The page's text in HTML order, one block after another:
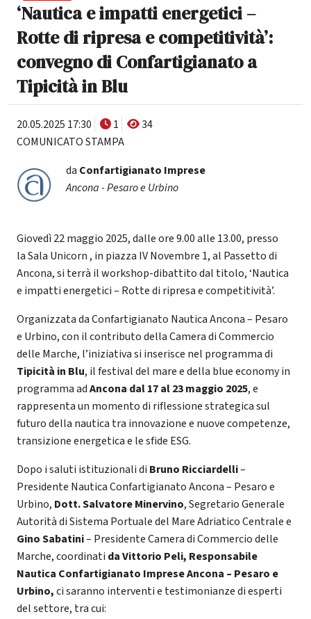
‘Nautica e impatti energetici –
Rotte di ripresa e competitività’:
convegno di Confartigianato a
Tipicità in Blu
20.05.2025 17:30 1
34
COMUNICATO STAMPA
da Confartigianato Imprese
Ancona - Pesaro e Urbino
Giovedì 22 maggio 2025, dalle ore 9.00 alle 13.00, presso
la Sala Unicorn , in piazza IV Novembre 1, al Passetto di
Ancona, si terrà il workshop-dibattito dal titolo, ‘Nautica
e impatti energetici – Rotte di ripresa e competitività’.
Organizzata da Confartigianato Nautica Ancona – Pesaro
e Urbino, con il contributo della Camera di Commercio
delle Marche, l’iniziativa si inserisce nel programma di
Tipicità in Blu, il festival del mare e della blue economy in
programma adAncona dal 17 al 23 maggio 2025, e
rappresenta un momento di riflessione strategica sul
futuro della nautica tra innovazione e nuove competenze,
transizione energetica e le sfide ESG.
Dopo i saluti istituzionali di Bruno Ricciardelli–
Presidente Nautica Confartigianato Ancona – Pesaro e
Urbino, Dott.Salvatore Minervino, Segretario Generale
Autorità di Sistema Portuale del Mare Adriatico Centrale e
Gino Sabatini– Presidente Camera di Commercio delle
Marche, coordinati da Vittorio Peli, Responsabile
Nautica Confartigianato Imprese Ancona – Pesaro e
Urbino,ci saranno interventi e testimonianze di esperti
del settore, tra cui: